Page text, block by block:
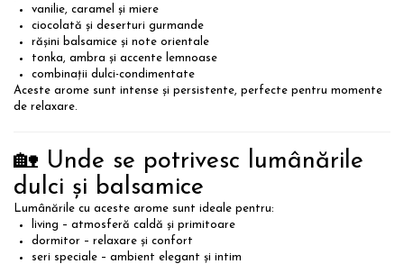
vanilie, caramel și miere
ciocolată și deserturi gurmande
rășini balsamice și note orientale
tonka, ambra și accente lemnoase
combinații dulci-condimentate
Aceste arome sunt intense și persistente, perfecte pentru momente
de relaxare.
🏡 Unde se potrivesc lumânările
dulci și balsamice
Lumânările cu aceste arome sunt ideale pentru:
living – atmosferă caldă și primitoare
dormitor – relaxare și confort
seri speciale – ambient elegant și intim